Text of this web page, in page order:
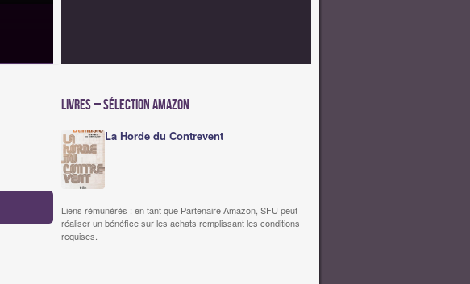
Livres – Sélection Amazon
La Horde du Contrevent
Liens rémunérés : en tant que Partenaire Amazon, SFU peut
réaliser un bénéfice sur les achats remplissant les conditions
requises.